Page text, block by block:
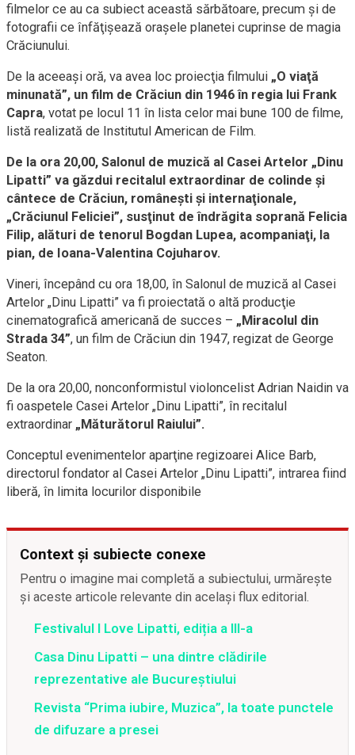
filmelor ce au ca subiect această sărbătoare, precum şi de
fotografii ce înfăţişează oraşele planetei cuprinse de magia
Crăciunului.
De la aceeaşi oră, va avea loc proiecţia filmului „O viaţă
minunată”, un film de Crăciun din 1946 în regia lui Frank
Capra, votat pe locul 11 în lista celor mai bune 100 de filme,
listă realizată de Institutul American de Film.
De la ora 20,00, Salonul de muzică al Casei Artelor „Dinu
Lipatti” va găzdui recitalul extraordinar de colinde şi
cântece de Crăciun, româneşti şi internaţionale,
„Crăciunul Feliciei”, susţinut de îndrăgita soprană Felicia
Filip, alături de tenorul Bogdan Lupea, acompaniaţi, la
pian, de Ioana-Valentina Cojuharov.
Vineri, începând cu ora 18,00, în Salonul de muzică al Casei
Artelor „Dinu Lipatti” va fi proiectată o altă producţie
cinematografică americană de succes – „Miracolul din
Strada 34”, un film de Crăciun din 1947, regizat de George
Seaton.
De la ora 20,00, nonconformistul violoncelist Adrian Naidin va
fi oaspetele Casei Artelor „Dinu Lipatti”, în recitalul
extraordinar „Măturătorul Raiului”.
Conceptul evenimentelor aparţine regizoarei Alice Barb,
directorul fondator al Casei Artelor „Dinu Lipatti”, intrarea fiind
liberă, în limita locurilor disponibile
Context și subiecte conexe
Pentru o imagine mai completă a subiectului, urmărește
și aceste articole relevante din același flux editorial.
Festivalul I Love Lipatti, ediția a III-a
Casa Dinu Lipatti – una dintre clădirile
reprezentative ale Bucureştiului
Revista “Prima iubire, Muzica”, la toate punctele
de difuzare a presei